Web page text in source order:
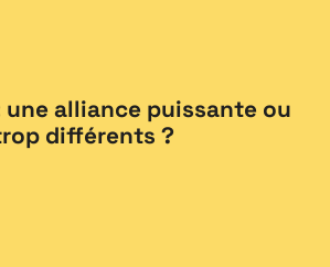
une alliance puissante ou
différents ?